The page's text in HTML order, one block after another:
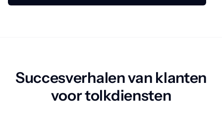
Succesverhalen van klanten
voor tolkdiensten